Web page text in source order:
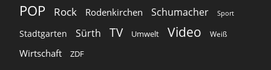
POP Rock Rodenkirchen Schumacher Sport
Stadtgarten Sürth TV Umwelt Video Weiß
Wirtschaft ZDF